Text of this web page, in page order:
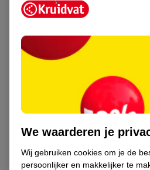
klusjes in huis te laten doen. Maar
daarom maar lekker en zorg dat
jullie nog even met z’n tweeën zijn!
Yasmine vertelt
“Tijdens mijn eerste
zwangerschapsverlof begon. Ik
gekste dingen, zoals heerlijk
uitslapen, wandelingen maken
We waarderen je
Wij gebruiken cookies om je de
persoonlijker en makkelijker te